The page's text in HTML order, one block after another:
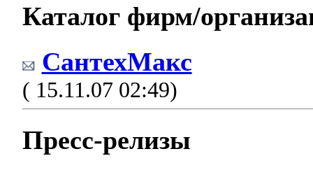
Каталог фирм/
СантехМакс
( 15.11.07 02:49)
Пресс-релизы